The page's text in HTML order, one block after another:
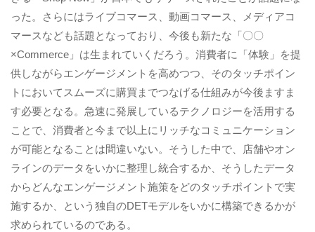
った。さらにはライブコマース、動画コマース、メディアコ
マースなども話題となっており、今後も新たな「〇〇
×Commerce」は生まれていくだろう。消費者に「体験」を提
供しながらエンゲージメントを高めつつ、そのタッチポイン
トにおいてスムーズに購買までつなげる仕組みが今後ますま
す必要となる。急速に発展しているテクノロジーを活用する
ことで、消費者と今まで以上にリッチなコミュニケーション
が可能となることは間違いない。そうした中で、店舗やオン
ラインのデータをいかに整理し統合するか、そうしたデータ
からどんなエンゲージメント施策をどのタッチポイントで実
施するか、という独自のDETモデルをいかに構築できるかが
求められているのである。